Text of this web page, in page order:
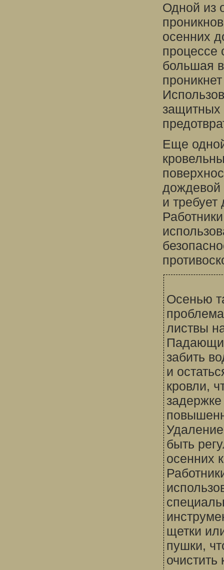
Одной из
осенних
процессе
большая
защитных
Еще
дождевой
и
Осенью
листвы
забить
и
кровли,
быть
осенних
щетки
пушки,